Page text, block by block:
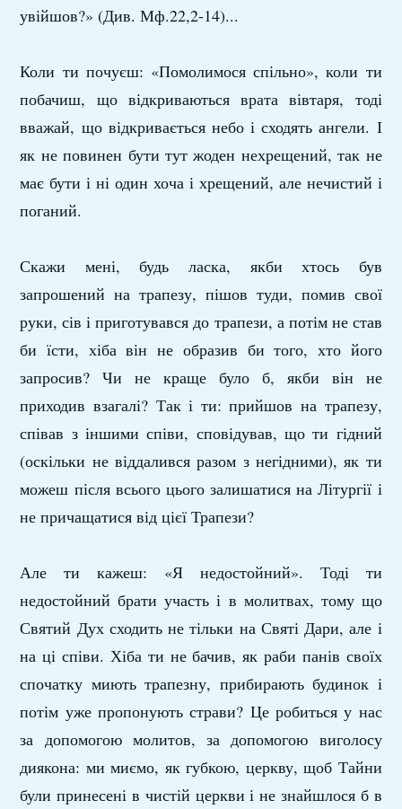
увійшов?» (Див. Мф.22,2-14)...
Коли ти почуєш: «Помолимося спільно», коли ти
побачиш, що відкриваються врата вівтаря, тоді
вважай, що відкривається небо і сходять ангели. І
як не повинен бути тут жоден нехрещений, так не
має бути і ні один хоча і хрещений, але нечистий і
поганий.
Скажи мені, будь ласка, якби хтось був
запрошений на трапезу, пішов туди, помив свої
руки, сів і приготувався до трапези, а потім не став
би їсти, хіба він не образив би того, хто його
запросив? Чи не краще було б, якби він не
приходив взагалі? Так і ти: прийшов на трапезу,
співав з іншими співи, сповідував, що ти гідний
(оскільки не віддалився разом з негідними), як ти
можеш після всього цього залишатися на Літургії і
не причащатися від цієї Трапези?
Але ти кажеш: «Я недостойний». Тоді ти
недостойний брати участь і в молитвах, тому що
Святий Дух сходить не тільки на Святі Дари, але і
на ці співи. Хіба ти не бачив, як раби панів своїх
спочатку миють трапезну, прибирають будинок і
потім уже пропонують страви? Це робиться у нас
за допомогою молитов, за допомогою виголосу
диякона: ми миємо, як губкою, церкву, щоб Тайни
були принесені в чистій церкви і не знайшлося б в